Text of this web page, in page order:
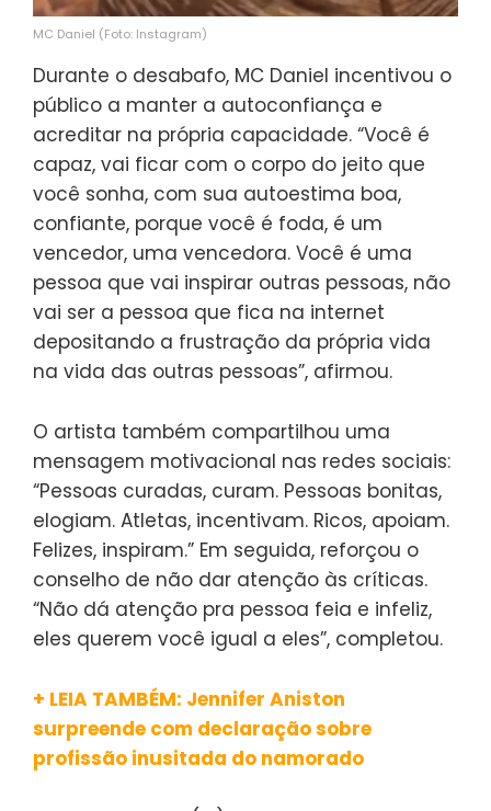
MC Daniel (Foto: Instagram)
Durante o desabafo, MC Daniel incentivou o
público a manter a autoconfiança e
acreditar na própria capacidade. “Você é
capaz, vai ficar com o corpo do jeito que
você sonha, com sua autoestima boa,
confiante, porque você é foda, é um
vencedor, uma vencedora. Você é uma
pessoa que vai inspirar outras pessoas, não
vai ser a pessoa que fica na internet
depositando a frustração da própria vida
na vida das outras pessoas”, afirmou.
O artista também compartilhou uma
mensagem motivacional nas redes sociais:
“Pessoas curadas, curam. Pessoas bonitas,
elogiam. Atletas, incentivam. Ricos, apoiam.
Felizes, inspiram.” Em seguida, reforçou o
conselho de não dar atenção às críticas.
“Não dá atenção pra pessoa feia e infeliz,
eles querem você igual a eles”, completou.
+ LEIA TAMBÉM: Jennifer Aniston
surpreende com declaração sobre
profissão inusitada do namorado